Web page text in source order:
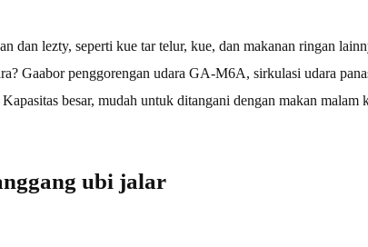
dan lezty, seperti kue tar telur, kue, dan makanan ringan
Gaabor penggorengan udara GA-M6A, sirkulasi udara
besar, mudah untuk ditangani dengan makan
ubi jalar